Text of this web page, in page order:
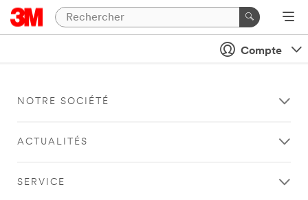
Compte
NOTRE SOCIÉTÉ
ACTUALITÉS
SERVICE